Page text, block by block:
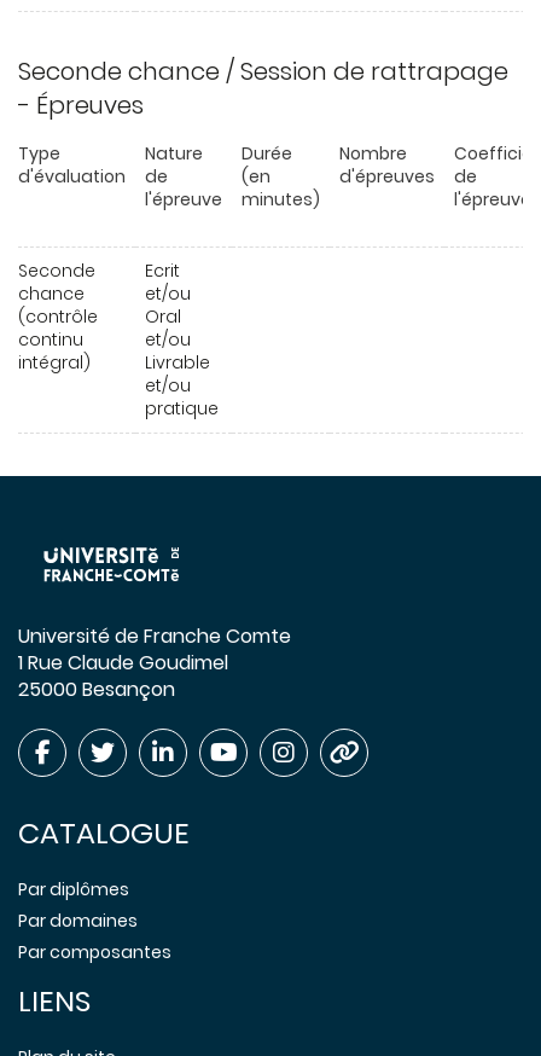
Seconde chance / Session de rattrapage
- Épreuves
Type
d'évaluation
Nature
de
l'épreuve
Durée
(en
minutes)
Nombre
d'épreuves
de
l'épreuve
Seconde
chance
(contrôle
continu
intégral)
Ecrit
et/ou
Oral
et/ou
Livrable
et/ou
pratique
Université de Franche Comte
1 Rue Claude Goudimel
25000 Besançon
CATALOGUE
Par diplômes
Par domaines
Par composantes
LIENS